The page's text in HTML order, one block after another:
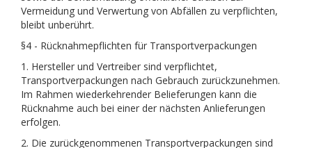
Vermeidung und Verwertung von Abfällen zu verpflichten,
bleibt unberührt.
§4 - Rücknahmepflichten für Transportverpackungen
1. Hersteller und Vertreiber sind verpflichtet,
Transportverpackungen nach Gebrauch zurückzunehmen.
Im Rahmen wiederkehrender Belieferungen kann die
Rücknahme auch bei einer der nächsten Anlieferungen
erfolgen.
2. Die zurückgenommenen Transportverpackungen sind